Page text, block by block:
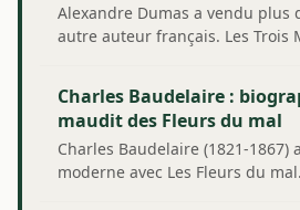
Alexandre Dumas a vendu plus
autre auteur français. Les Trois
Charles Baudelaire :
maudit des Fleurs du mal
Charles Baudelaire (1821-1867)
moderne avec Les Fleurs du